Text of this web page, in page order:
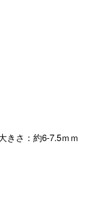
きさ：約6-7.5ｍｍ